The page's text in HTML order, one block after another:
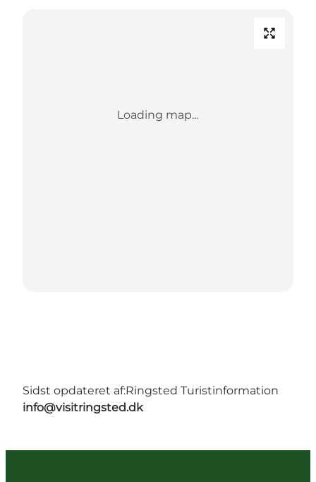
Loading map...
Sidst opdateret af:Ringsted Turistinformation
info@visitringsted.dk